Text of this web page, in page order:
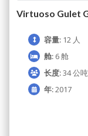
Virtuoso Gulet
容量: 12 人
舱: 6 舱
长度:34 公
年:2017